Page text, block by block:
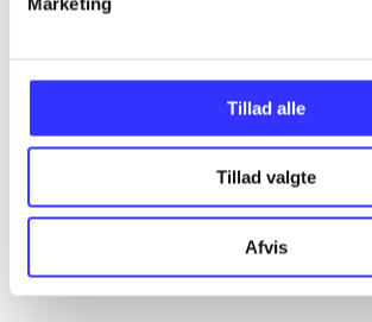
Tillad alle
Tillad valgte
Afvis